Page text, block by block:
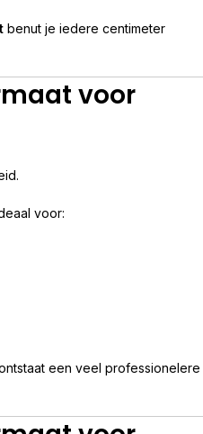
benut je iedere centimeter
voor
voor:
een veel professionelere